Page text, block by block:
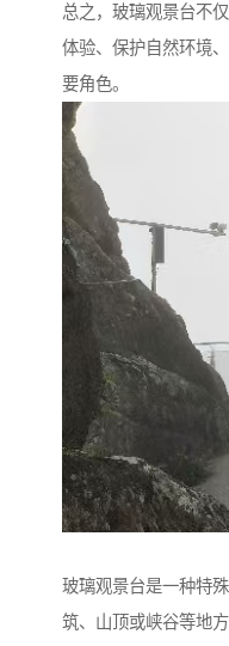
总之，玻璃观景台不
体验、保护自然环境
要角色。
玻璃观景台是一种特
筑、山顶或峡谷等地